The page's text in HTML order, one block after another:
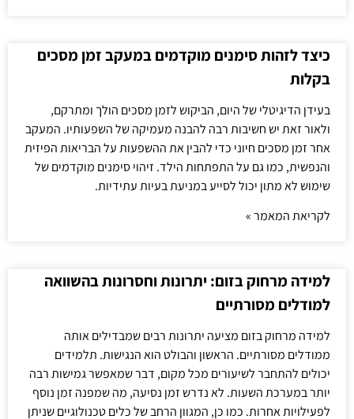
כיצד לזהות סימנים מוקדמים במעקב זמן מסכים
בקלות
בעידן הדיגיטלי של היום, הביקוש לזמן מסכים הולך ומתרקם,
ולאור זאת יש חשיבות רבה להבנה מעמיקה של השפעותיו. המעקב
אחר זמן מסכים חיוני כדי להבין את ההשפעות על הבריאות הפיזית
והנפשית, כמו גם על התפתחות הילד. זיהוי סימנים מוקדמים של
שימוש לא מתון יכול לסייע במניעת בעיות עתידיות.
לקריאת המאמר »
למידה מרחוק בזום: יתרונות וחסרונות בהשוואה
למודלים מסורתיים
למידה מרחוק בזום מציעה יתרונות רבים שמבדילים אותה
ממודלים מסורתיים. הראשון והבולט הוא הנגישות. תלמידים
יכולים להתחבר לשיעורים מכל מקום, דבר שמאפשר גמישות רבה
יותר במערכת השעות. לא נדרש זמן נסיעה, מה שמפנה זמן נוסף
לפעילויות אחרות. כמו כן, המגוון הרחב של כלים טכנולוגיים שניתן